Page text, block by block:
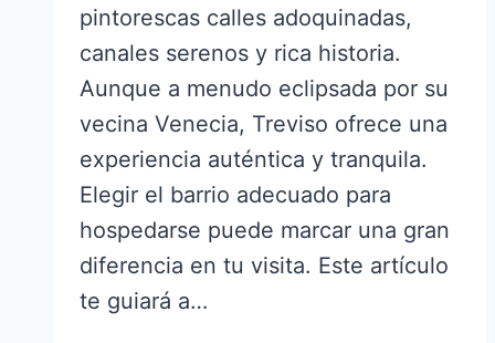
pintorescas calles adoquinadas,
canales serenos y rica historia.
Aunque a menudo eclipsada por su
vecina Venecia, Treviso ofrece una
experiencia auténtica y tranquila.
Elegir el barrio adecuado para
hospedarse puede marcar una gran
diferencia en tu visita. Este artículo
te guiará a…